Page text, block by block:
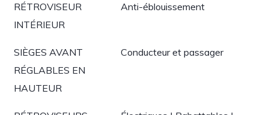
RÉTROVISEUR
INTÉRIEUR
Anti-éblouissement
SIÈGES AVANT
RÉGLABLES EN
HAUTEUR
Conducteur et passager